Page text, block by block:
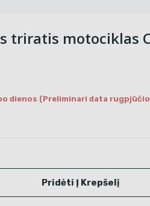
triratis motociklas
dienos (Preliminari data rugpjūčio
Pridėti Į Krepšelį